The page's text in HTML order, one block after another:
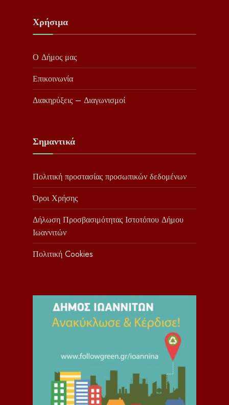
Χρήσιμα
Ο Δήμος μας
Επικοινωνία
Διακηρύξεις – Διαγωνισμοί
Σημαντικά
Πολιτική προστασίας προσωπικών δεδομένων
Όροι Χρήσης
Δήλωση Προσβασιμότητας Ιστοτόπου Δήμου
Ιωαννιτών
Πολιτική Cookies